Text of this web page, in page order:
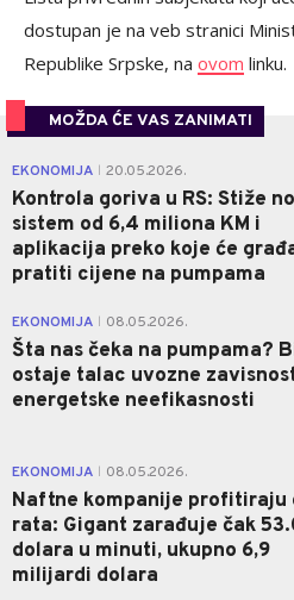
dostupan je na veb stranici
Republike Srpske, na ovom linku.
MOŽDA ĆE VAS ZANIMATI
EKONOMIJA 20.05.2026.
Kontrola goriva u RS: Stiže
sistem od 6,4 miliona KM i
aplikacija preko koje će
pratiti cijene na pumpama
EKONOMIJA 08.05.2026.
Šta nas čeka na pumpama?
ostaje talac uvozne
energetske neefikasnosti
EKONOMIJA 08.05.2026.
Naftne kompanije profitiraju
rata: Gigant zarađuje čak
dolara u minuti, ukupno 6,9
milijardi dolara